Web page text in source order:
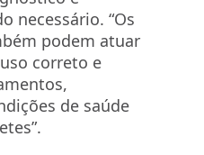
necessário. “Os
podem atuar
correto e
de saúde